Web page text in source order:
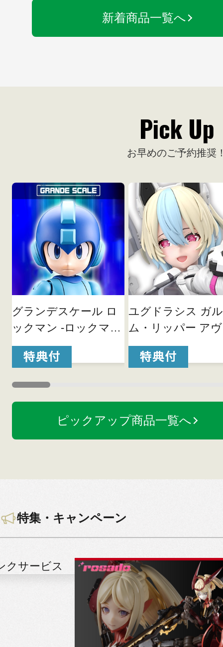
新着商品一覧へ
Pick Up
お早めのご予約推奨
ピックアップ商品一覧へ
グランデスケール ロ
ックマン -ロックマン
11Ver.-
ユグドラシス ガル
ム・リッパー ア
ランチ
特集・キャンペーン